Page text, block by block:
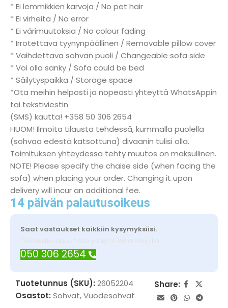
* Ei lemmikkien karvoja / No pet hair
* Ei virheitä / No error
* Ei värimuutoksia / No colour fading
* Irrotettava tyynynpäällinen / Removable pillow cover
* Vaihdettava sohvan puoli / Changeable sofa side
* Voi olla sänky / Sofa could be bed
* Säilytyspaikka / Storage space
*Ota meihin helposti ja nopeasti yhteyttä WhatsAppin
tai tekstiviestin
(SMS) kautta! +358 50 306 2654
HUOM! Ilmoita tilausta tehdessä, kummalla puolella
(sohvaa edestä katsottuna) divaanin tulisi olla.
Toimituksen yhteydessä tehty muutos on maksullinen.
NOTE! Please specify the chaise side (when facing the
sofa) when placing your order. Changing it upon
delivery will incur an additional fee.
14 päivän palautusoikeus
Saat vastaukset kaikkiin kysymyksiisi.
Tarvitsetko apua? Ota yhteyttä WhatsAppilla
050 306 2654
Tuotetunnus (SKU): 26052204
Osastot: Sohvat,Vuodesohvat
Share: